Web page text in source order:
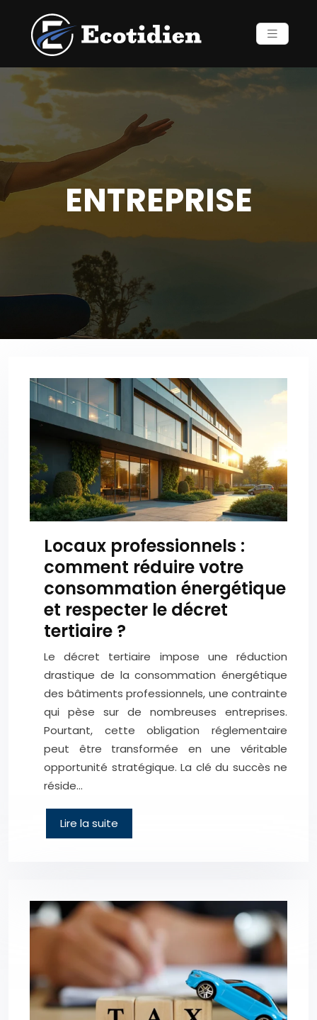
ENTREPRISE
Locaux professionnels :
comment réduire votre
consommation énergétique
et respecter le décret
tertiaire ?
Le décret tertiaire impose une réduction
drastique de la consommation énergétique
des bâtiments professionnels, une contrainte
qui pèse sur de nombreuses entreprises.
Pourtant, cette obligation réglementaire
peut être transformée en une véritable
opportunité stratégique. La clé du succès ne
réside…
Lire la suite